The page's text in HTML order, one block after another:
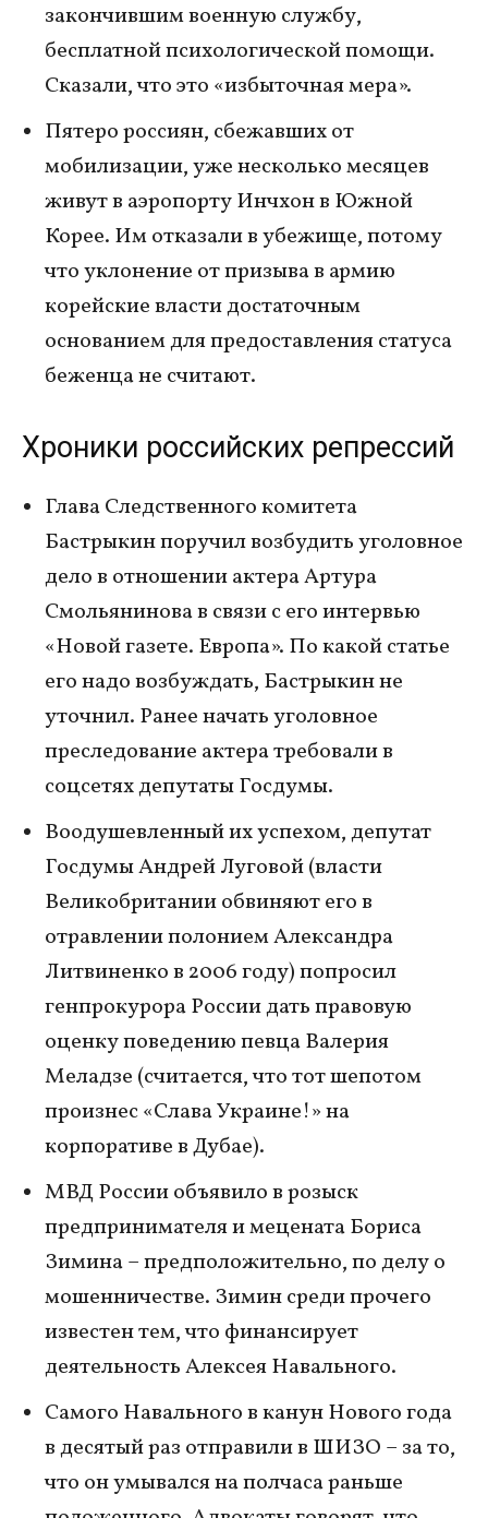
закончившим военную службу,
бесплатной психологической помощи.
Сказали, что это «избыточная мера».
Пятеро россиян, сбежавших от
мобилизации, уже несколько месяцев
живут в аэропорту Инчхон в Южной
Корее. Им отказали в убежище, потому
что уклонение от призыва в армию
корейские власти достаточным
основанием для предоставления статуса
беженца не считают.
Хроники российских репрессий
Глава Следственного комитета
Бастрыкин поручил возбудить уголовное
дело в отношении актера Артура
Смольянинова в связи с его интервью
«Новой газете. Европа». По какой статье
его надо возбуждать, Бастрыкин не
уточнил. Ранее начать уголовное
преследование актера требовали в
соцсетях депутаты Госдумы.
Воодушевленный их успехом, депутат
Госдумы Андрей Луговой (власти
Великобритании обвиняют его в
отравлении полонием Александра
Литвиненко в 2006 году) попросил
генпрокурора России дать правовую
оценку поведению певца Валерия
Меладзе (считается, что тот шепотом
произнес «Слава Украине!» на
корпоративе в Дубае).
МВД России объявило в розыск
предпринимателя и мецената Бориса
Зимина – предположительно, по делу о
мошенничестве. Зимин среди прочего
известен тем, что финансирует
деятельность Алексея Навального.
Самого Навального в канун Нового года
в десятый раз отправили в ШИЗО – за то,
что он умывался на полчаса раньше